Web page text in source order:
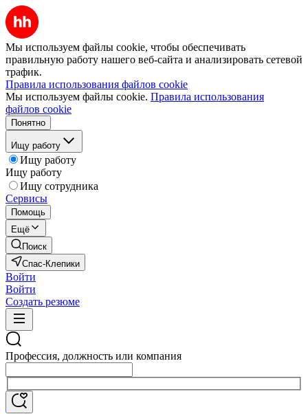
Мы используем файлы cookie, чтобы обеспечивать
правильную работу нашего веб-сайта и анализировать сетевой
трафик.
Правила использования файлов cookie
Мы используем файлы cookie. Правила использования
файлов cookie
Понятно
Ищу работу
Ищу работу
Ищу работу
Ищу сотрудника
Сервисы
Помощь
Ещё
Поиск
Спас-Клепики
Войти
Войти
Создать резюме
Профессия, должность или компания